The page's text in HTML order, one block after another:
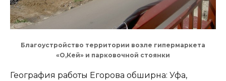
Благоустройство территории возле гипермаркета
«О,Кей» и парковочной стоянки
География работы Егорова обширна: Уфа,